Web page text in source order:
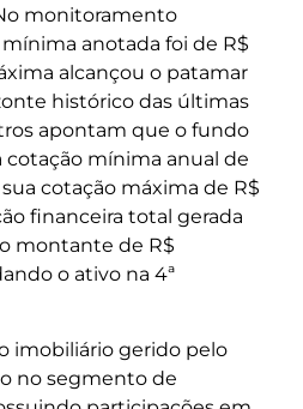
monitoramento
anotada foi de R$
alcançou o patamar
histórico das últimas
apontam que o fundo
cotação mínima anual de
cotação máxima de R$
financeira total gerada
montante de R$
o ativo na 4ª
imobiliário gerido pelo
no segmento de